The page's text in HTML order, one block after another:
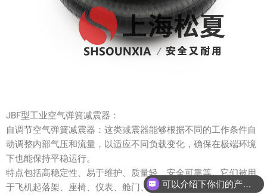
JBF型工业空气弹簧减震器：
自调节空气弹簧减震器：这类减震器能够根据不同的工作条件自
动调整内部气压和流量，以适应不同负载变化，确保在极端环境
下也能保持平稳运行。
特点包括高稳定性、易于维护、质量轻、安全可靠等。它们被用
于飞机起落架、座椅、仪表、舱门、操纵系统等多个部位，减少
可以介绍下你们的产品么？